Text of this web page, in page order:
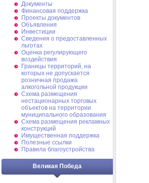
Документы
Финансовая поддержка
Проекты документов
Объявления
Инвестиции
Сведения о предоставленных
льготах
Оценка регулирующего
воздействия
Границы территорий, на
которых не допускается
розничная продажа
алкогольной продукции
Схема размещения
нестационарных торговых
объектов на территории
муниципального образования
Схема размещения рекламных
конструкций
Имущественная поддержка
Полезные ссылки
Правила благоустройства
Великая Победа